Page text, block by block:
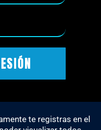
te registras en el